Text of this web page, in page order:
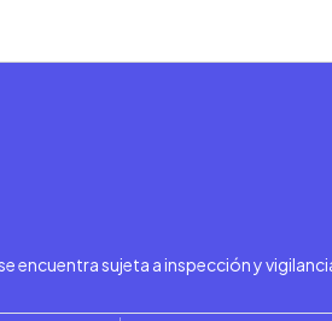
encuentra sujeta a inspección y